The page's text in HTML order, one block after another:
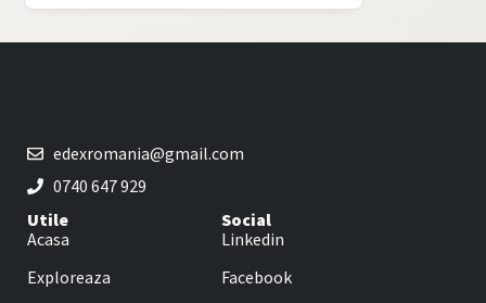
edexromania@gmail.com
0740 647 929
Utile
Acasa
Exploreaza
Social
Linkedin
Facebook